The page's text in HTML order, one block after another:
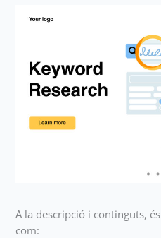
A la descripció i continguts,
com: